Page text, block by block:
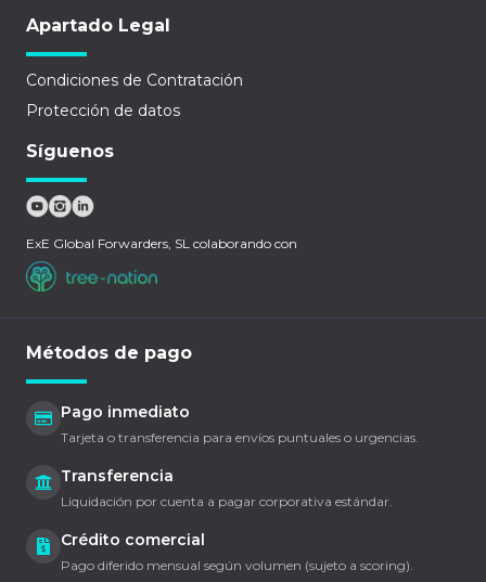
Apartado Legal
Condiciones de Contratación
Protección de datos
Síguenos
ExE Global Forwarders, SL colaborando con
Métodos de pago
Pago inmediato
Tarjeta o transferencia para envíos puntuales o urgencias.
Transferencia
Liquidación por cuenta a pagar corporativa estándar.
Crédito comercial
Pago diferido mensual según volumen (sujeto a scoring).